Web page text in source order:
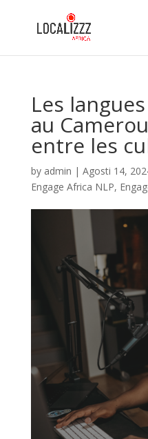
Les
au
entre les
by admin | Agosti 14,
Engage Africa NLP,